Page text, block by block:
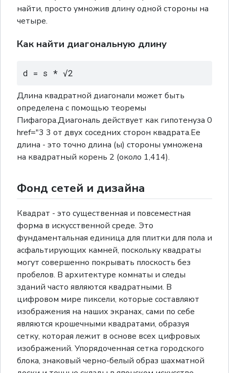
найти, просто умножив длину одной стороны на
четыре.
Как найти диагональную длину
d = s * √2
Длина квадратной диагонали может быть
определена с помощью теоремы
Пифагора.Диагональ действует как гипотенуза 0
href="3 3 от двух соседних сторон квадрата.Ее
длина - это точно длина (ы) стороны умножена
на квадратный корень 2 (около 1,414).
Фонд сетей и дизайна
Квадрат - это существенная и повсеместная
форма в искусственной среде. Это
фундаментальная единица для плитки для пола и
асфальтирующих камней, поскольку квадраты
могут совершенно покрывать плоскость без
пробелов. В архитектуре комнаты и следы
зданий часто являются квадратными. В
цифровом мире пиксели, которые составляют
изображения на наших экранах, сами по себе
являются крошечными квадратами, образуя
сетку, которая лежит в основе всех цифровых
изображений. Упорядоченная сетка городского
блока, знаковый черно-белый образ шахматной